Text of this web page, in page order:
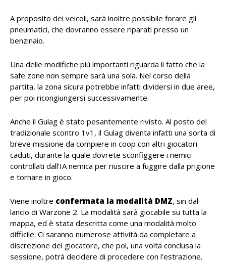
A proposito dei veicoli, sarà inoltre possibile forare gli
pneumatici, che dovranno essere riparati presso un
benzinaio.
Una delle modifiche più importanti riguarda il fatto che la
safe zone non sempre sarà una sola. Nel corso della
partita, la zona sicura potrebbe infatti dividersi in due aree,
per poi ricongiungersi successivamente.
Anche il Gulag è stato pesantemente rivisto. Al posto del
tradizionale scontro 1v1, il Gulag diventa infatti una sorta di
breve missione da compiere in coop con altri giocatori
caduti, durante la quale dovrete sconfiggere i nemici
controllati dall’IA nemica per riuscire a fuggire dalla prigione
e tornare in gioco.
Viene inoltre confermata la modalità DMZ, sin dal
lancio di Warzone 2. La modalità sarà giocabile su tutta la
mappa, ed è stata descritta come una modalità molto
difficile. Ci saranno numerose attività da completare a
discrezione del giocatore, che poi, una volta conclusa la
sessione, potrà decidere di procedere con l’estrazione.